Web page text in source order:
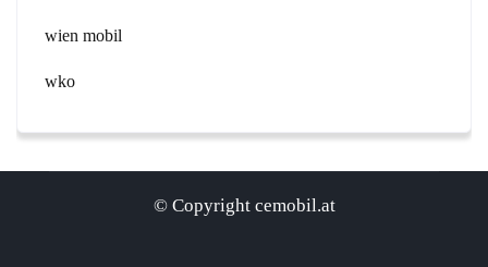
wien mobil
wko
© Copyright cemobil.at